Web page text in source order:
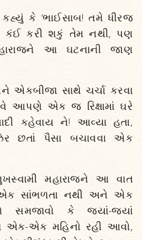
કે ‘ભાઈસાબ! તમે ધીરજ
કંઈ કરી શકું તેમ નથી, પણ
આ ઘટનાની જાણ
એકબીજા સાથે ચર્ચા કરવા
આપણે એક જ રિક્ષામાં ઘરે
કહેવાય ને! આવ્યા હતા,
છતાં પૈસા બચાવવા એક
મહારાજને આ વાત
સાંભળતા નથી અને એક
કે જ્યાં-જ્યાં
એક-એક મહિનો રહી આવો,